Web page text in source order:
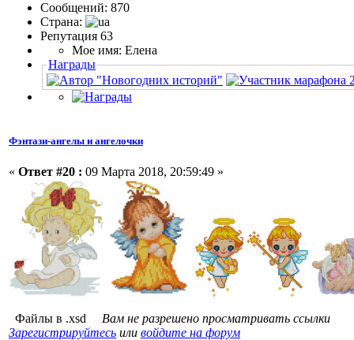
Сообщений: 870
Страна:
Репутация 63
Мое имя: Елена
Награды
Фэнтази-ангелы и ангелочки
« Ответ #20 : 09 Марта 2018, 20:59:49 »
Файлы в .xsd Вам не разрешено просматривать ссылки
Зарегистрируйтесь или войдите на форум